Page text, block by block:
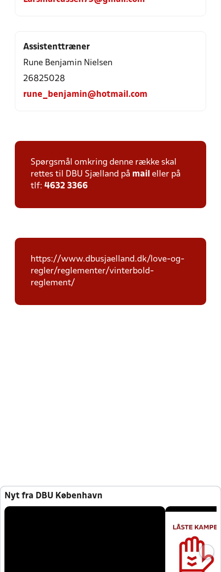
Assistenttræner
Rune Benjamin Nielsen
26825028
rune_benjamin@hotmail.com
Spørgsmål omkring denne række skal
rettes til DBU Sjælland på mail eller på
tlf: 4632 3366
https://www.dbusjaelland.dk/love-og-
regler/reglementer/vinterbold-
reglement/
Nyt fra DBU København